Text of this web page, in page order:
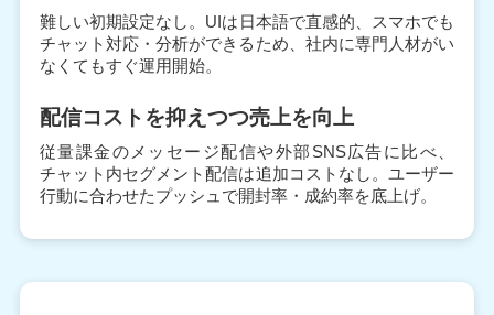
難しい初期設定なし。UIは日本語で直感的、スマホでも
チャット対応・分析ができるため、社内に専門人材がい
なくてもすぐ運用開始。
配信コストを抑えつつ売上を向上
従量課金のメッセージ配信や外部SNS広告に比べ、
チャット内セグメント配信は追加コストなし。ユーザー
行動に合わせたプッシュで開封率・成約率を底上げ。